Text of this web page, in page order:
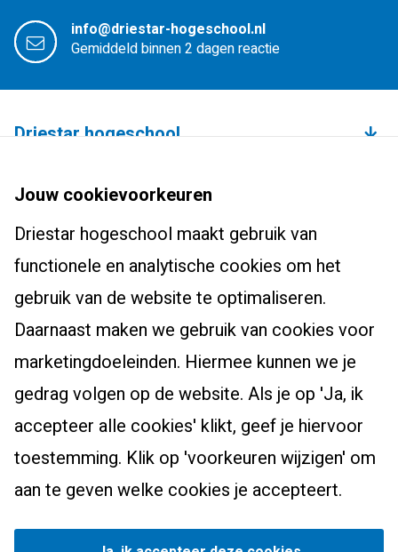
info@driestar-hogeschool.nl
Gemiddeld binnen 2 dagen reactie
Driestar hogeschool
Studium Generale
Studentenhuisvesting
Onderzoekscentrum
Werken bij Driestar hogeschool
Contact
Bachelors
Leraar basisonderwijs (pabo)
Leraar voortgezet onderwijs
Pedagogiek
Studiekeuzehulp
Masters, Ad en post-hbo
Ad-PEP
Post-hbo-opleidingen
Masters
Voor studenten
Info werkplekleren
Bibliotheek
Eduweb
Alumni
Nascholingsaanbod
Overstappen naar het onderwijs?
Zij-instroom leraar basisonderwijs
Zij-instroom leraar voortgezet onderwijs
Driestar.Contact.Facebook
Driestar.Contact.Instagram
Driestar.Contact.WhatsApp
Privacy
Cookievoorkeuren beheren
Driestar hogeschool. Voor alle data geldt: Deo
Jouw cookievoorkeuren
Driestar hogeschool maakt gebruik van
functionele en analytische cookies om het
gebruik van de website te optimaliseren.
Daarnaast maken we gebruik van cookies voor
marketingdoeleinden. Hiermee kunnen we je
gedrag volgen op de website. Als je op 'Ja, ik
accepteer alle cookies' klikt, geef je hiervoor
toestemming. Klik op 'voorkeuren wijzigen' om
aan te geven welke cookies je accepteert.